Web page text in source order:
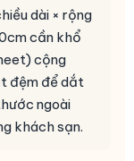
dài × rộng
cần khổ
cộng
đệm để dắt
ngoài
khách sạn.